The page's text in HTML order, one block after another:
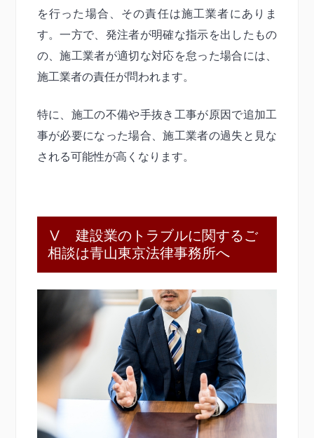
を行った場合、その責任は施工業者にありま
す。一方で、発注者が明確な指示を出したもの
の、施工業者が適切な対応を怠った場合には、
施工業者の責任が問われます。
特に、施工の不備や手抜き工事が原因で追加工
事が必要になった場合、施工業者の過失と見な
される可能性が高くなります。
Ⅴ 建設業のトラブルに関するご
相談は青山東京法律事務所へ